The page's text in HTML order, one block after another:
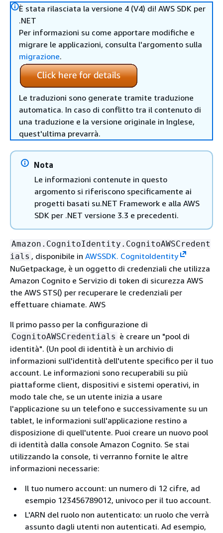
È stata rilasciata la versione 4 (V4) di! AWS SDK per
.NET
Per informazioni su come apportare modifiche e
migrare le applicazioni, consulta l'argomento sulla
migrazione.
Le traduzioni sono generate tramite traduzione
automatica. In caso di conflitto tra il contenuto di
una traduzione e la versione originale in Inglese,
quest'ultima prevarrà.
Nota
Le informazioni contenute in questo
argomento si riferiscono specificamente ai
progetti basati su.NET Framework e alla AWS
SDK per .NET versione 3.3 e precedenti.
Amazon.CognitoIdentity.CognitoAWSCredent
ials , disponibile in AWSSDK. CognitoIdentity
NuGetpackage, è un oggetto di credenziali che utilizza
Amazon Cognito e Servizio di token di sicurezza AWS
the AWS STS() per recuperare le credenziali per
effettuare chiamate. AWS
Il primo passo per la configurazione di
CognitoAWSCredentials è creare un "pool di
identità". (Un pool di identità è un archivio di
informazioni sull'identità dell'utente specifico per il tuo
account. Le informazioni sono recuperabili su più
piattaforme client, dispositivi e sistemi operativi, in
modo tale che, se un utente inizia a usare
l'applicazione su un telefono e successivamente su un
tablet, le informazioni sull'applicazione restino a
disposizione di quell'utente. Puoi creare un nuovo pool
di identità dalla console Amazon Cognito. Se stai
utilizzando la console, ti verranno fornite le altre
informazioni necessarie:
Il tuo numero account: un numero di 12 cifre, ad
esempio 123456789012, univoco per il tuo account.
L'ARN del ruolo non autenticato: un ruolo che verrà
assunto dagli utenti non autenticati. Ad esempio,